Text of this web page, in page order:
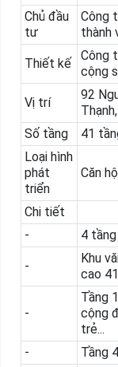
Chủ đầu
tư
Công
thành
Thiết kế
Công
cộng
Vị trí
92
Số tầng
41
Loại hình
phát
triển
Căn
Chi tiết
-
4
-
Khu
cao
-
Tầng
cộng
trẻ...
-
Tầng